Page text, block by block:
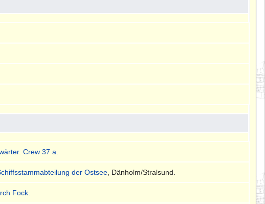
.Crew 37 a
der Ostsee , Dänholm/Stralsund.
Fock